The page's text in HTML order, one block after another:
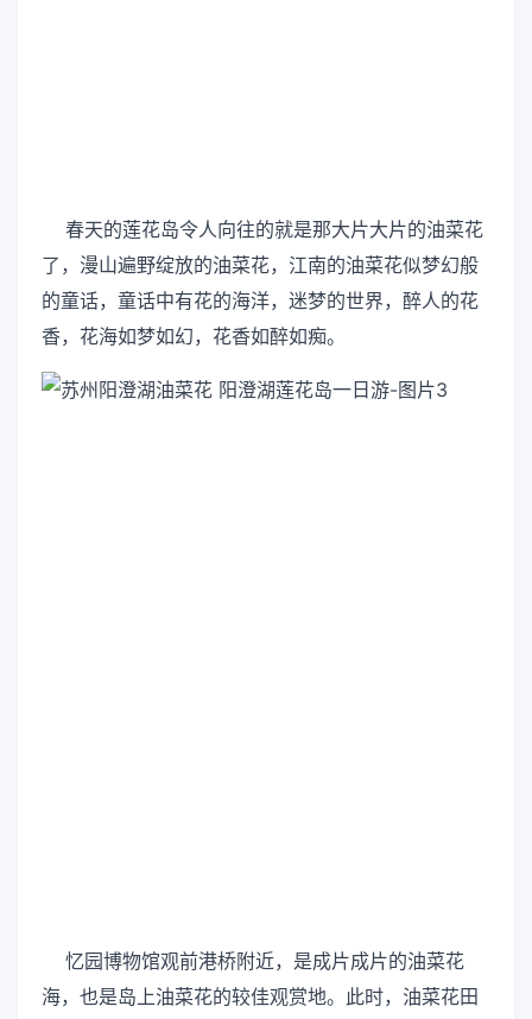
春天的莲花岛令人向往的就是那大片大片的油菜花
了，漫山遍野绽放的油菜花，江南的油菜花似梦幻般
的童话，童话中有花的海洋，迷梦的世界，醉人的花
香，花海如梦如幻，花香如醉如痴。
忆园博物馆观前港桥附近，是成片成片的油菜花
海，也是岛上油菜花的较佳观赏地。此时，油菜花田